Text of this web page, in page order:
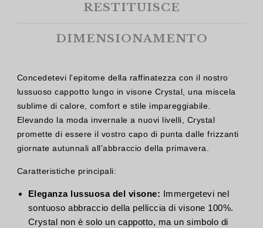
RESTITUISCE
DIMENSIONAMENTO
Concedetevi l'epitome della raffinatezza con il nostro
lussuoso cappotto lungo in visone Crystal, una miscela
sublime di calore, comfort e stile impareggiabile.
Elevando la moda invernale a nuovi livelli, Crystal
promette di essere il vostro capo di punta dalle frizzanti
giornate autunnali all'abbraccio della primavera.
Caratteristiche principali:
Eleganza lussuosa del visone: Immergetevi nel
sontuoso abbraccio della pelliccia di visone 100%.
Crystal non è solo un cappotto, ma un simbolo di